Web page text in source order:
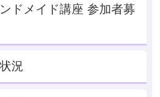
ドメイド講座 参加者募
況